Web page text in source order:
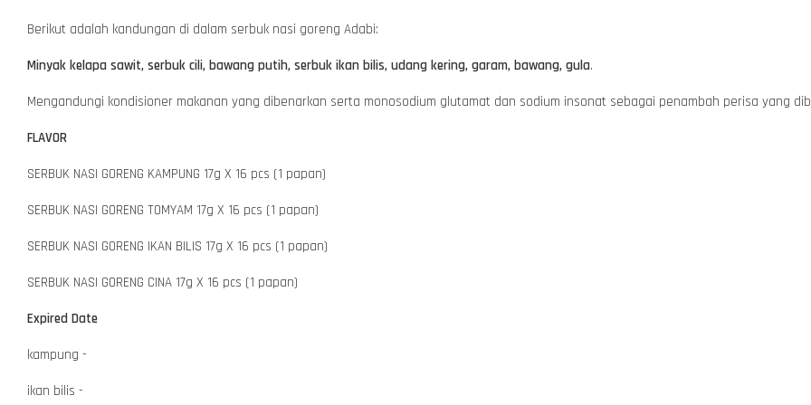
Berikut adalah kandungan di dalam serbuk nasi goreng Adabi:
Minyak kelapa sawit, serbuk cili, bawang putih, serbuk ikan bilis, udang kering, garam, bawang, gula.
Mengandungi kondisioner makanan yang dibenarkan serta monosodium glutamat dan sodium insonat sebagai penambah perisa yang
FLAVOR
SERBUK NASI GORENG KAMPUNG 17g X 16 pcs (1 papan)
SERBUK NASI GORENG TOMYAM 17g X 16 pcs (1 papan)
SERBUK NASI GORENG IKAN BILIS 17g X 16 pcs (1 papan)
SERBUK NASI GORENG CINA 17g X 16 pcs (1 papan)
Expired Date
kampung -
ikan bilis -